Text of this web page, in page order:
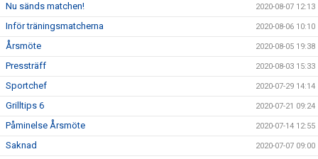
Nu sänds matchen! 2020-08-07 12:13
Inför träningsmatcherna 2020-08-06 10:10
Årsmöte 2020-08-05 19:38
Pressträff 2020-08-03 15:33
Sportchef 2020-07-29 14:14
Grilltips 6 2020-07-21 09:24
Påminelse Årsmöte 2020-07-14 12:55
Saknad 2020-07-07 09:00